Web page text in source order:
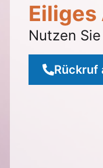
Eiliges
Nutzen
Rückruf